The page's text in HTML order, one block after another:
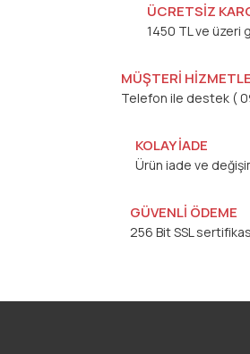
ÜCRETSİZ
1450 TL ve üzeri
MÜŞTERİ
Telefon ile destek (
KOLAY İADE
Ürün iade ve
GÜVENLİ ÖDEME
256 Bit SSL